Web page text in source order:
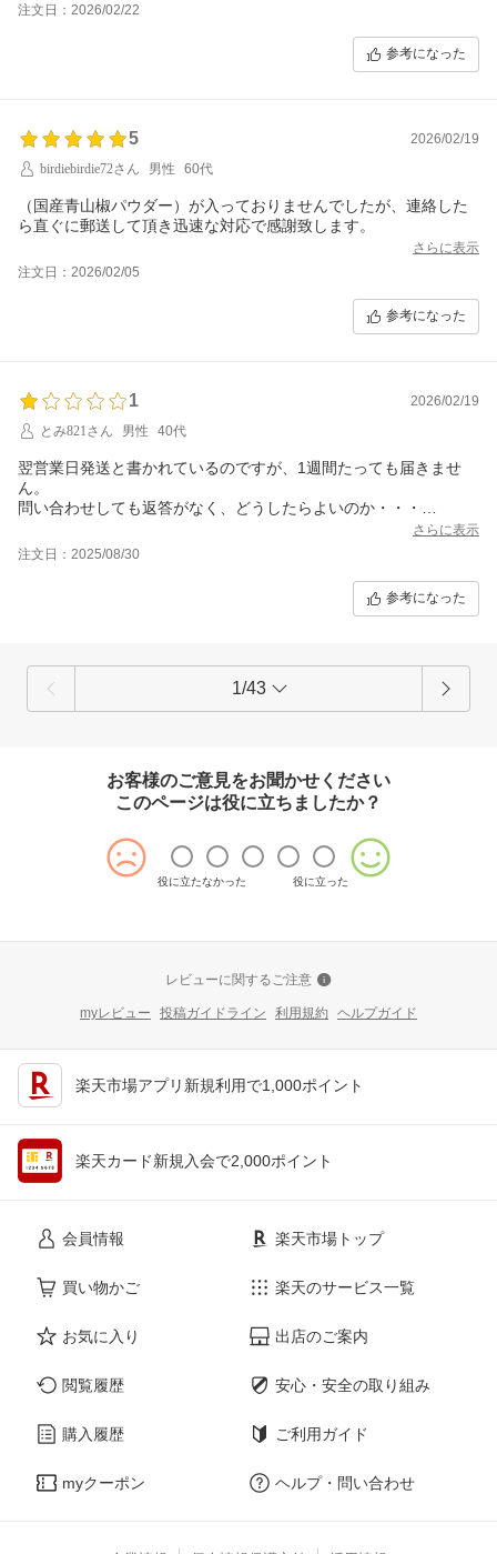
注文日：2026/02/22
参考になった
5
2026/02/19
birdiebirdie72さん
男性 60代
（国産青山椒パウダー）が入っておりませんでしたが、連絡した
ら直ぐに郵送して頂き迅速な対応で感謝致します。
さらに表示
注文日：2026/02/05
参考になった
1
2026/02/19
とみ821さん
男性 40代
翌営業日発送と書かれているのですが、1週間たっても届きませ
ん。
問い合わせしても返答がなく、どうしたらよいのか・・・
さらに表示
注文日：2025/08/30
参考になった
1/43
お客様のご意見をお聞かせください
このページは役に立ちましたか？
役に立たなかった 役に立った
レビューに関するご注意
myレビュー 投稿ガイドライン 利用規約 ヘルプガイド
楽天市場アプリ新規利用で1,000ポイント
楽天カード新規入会で2,000ポイント
会員情報
買い物かご
お気に入り
閲覧履歴
購入履歴
myクーポン
楽天市場トップ
楽天のサービス一覧
出店のご案内
安心・安全の取り組み
ご利用ガイド
ヘルプ・問い合わせ